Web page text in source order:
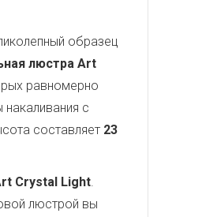
образец
люстра Art
равномерно
с
составляет 23
Crystal Light.
люстрой вы